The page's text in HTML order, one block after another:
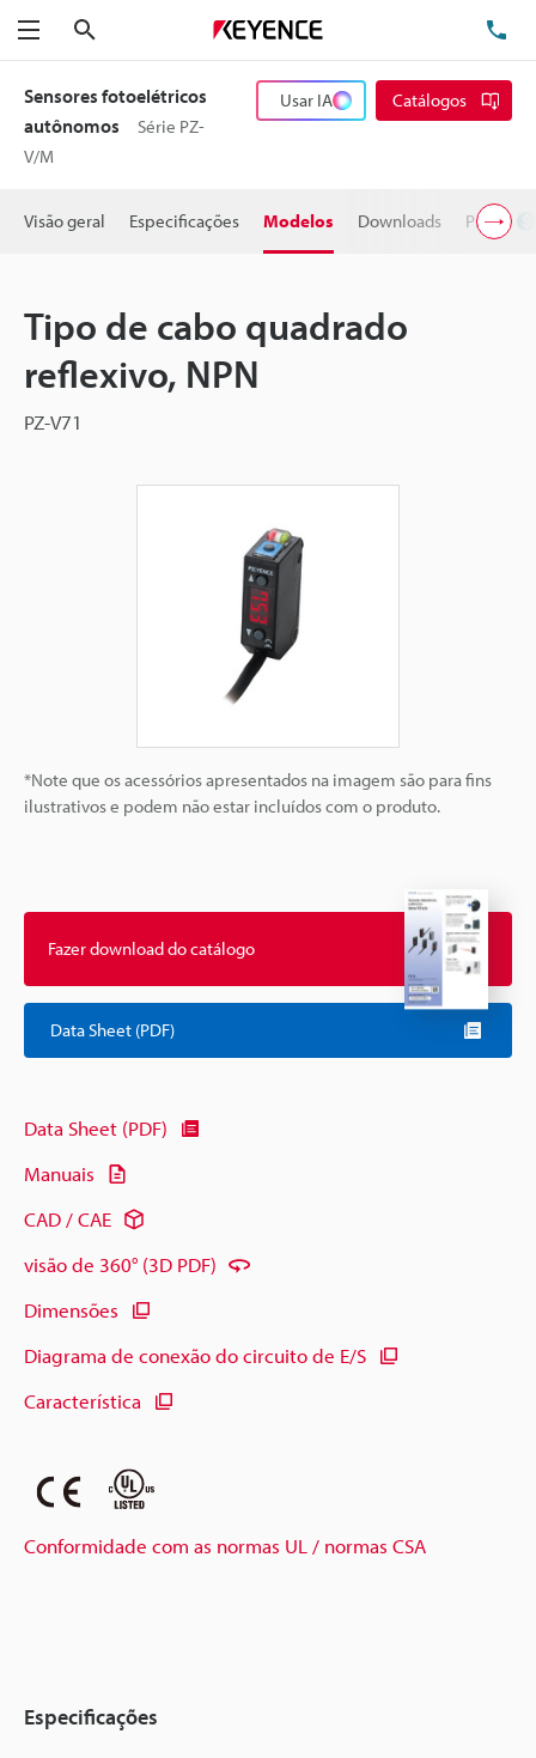
Menu
Sensores fotoelétricos
autônomos
Série PZ-
V/M
Usar IA Catálogos
Visão geral Especificações Modelos Downloads Preço
Tipo de cabo quadrado
reflexivo, NPN
PZ-V71
*Note que os acessórios apresentados na imagem são para fins
ilustrativos e podem não estar incluídos com o produto.
Fazer download do catálogo
Data Sheet (PDF)
Data Sheet (PDF)
Manuais
CAD / CAE
visão de 360° (3D PDF)
Dimensões
Diagrama de conexão do circuito de E/S
Característica
Conformidade com as normas UL / normas CSA
Especificações